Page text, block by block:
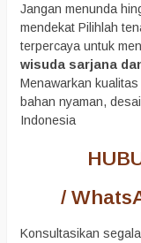
Jangan menunda
mendekat Pilihlah
terpercaya untuk
wisuda sarjana
Menawarkan
bahan nyaman,
Indonesia
/
Konsultasikan